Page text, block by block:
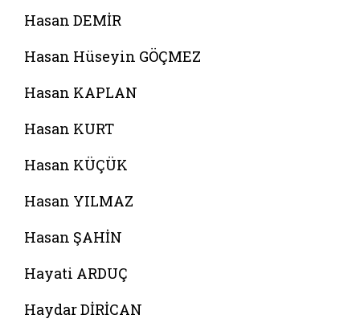
Hasan DEMİR
Hasan Hüseyin GÖÇMEZ
Hasan KAPLAN
Hasan KURT
Hasan KÜÇÜK
Hasan YILMAZ
Hasan ŞAHİN
Hayati ARDUÇ
Haydar DİRİCAN